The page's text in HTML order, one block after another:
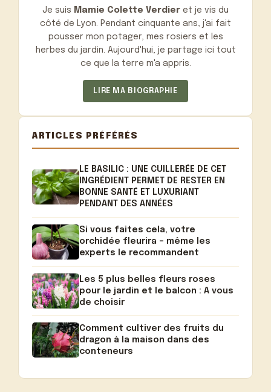
Je suis Mamie Colette Verdier et je vis du
côté de Lyon. Pendant cinquante ans, j'ai fait
pousser mon potager, mes rosiers et les
herbes du jardin. Aujourd'hui, je partage ici tout
ce que la terre m'a appris.
LIRE MA BIOGRAPHIE
ARTICLES PRÉFÉRÉS
LE BASILIC : UNE CUILLERÉE DE CET
INGRÉDIENT PERMET DE RESTER EN
BONNE SANTÉ ET LUXURIANT
PENDANT DES ANNÉES
Si vous faites cela, votre
orchidée fleurira – même les
experts le recommandent
Les 5 plus belles fleurs roses
pour le jardin et le balcon : A vous
de choisir
Comment cultiver des fruits du
dragon à la maison dans des
conteneurs